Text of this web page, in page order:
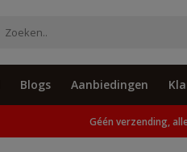
Blogs Aanbiedingen
Geen verzending, alleen
Géén verzending,